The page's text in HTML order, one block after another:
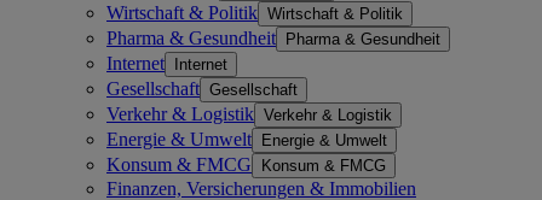
Wirtschaft & Politik Wirtschaft & Politik
Pharma & Gesundheit Pharma & Gesundheit
Internet Internet
Gesellschaft Gesellschaft
Verkehr & Logistik Verkehr & Logistik
Energie & Umwelt Energie & Umwelt
Konsum & FMCG Konsum & FMCG
Finanzen, Versicherungen & Immobilien